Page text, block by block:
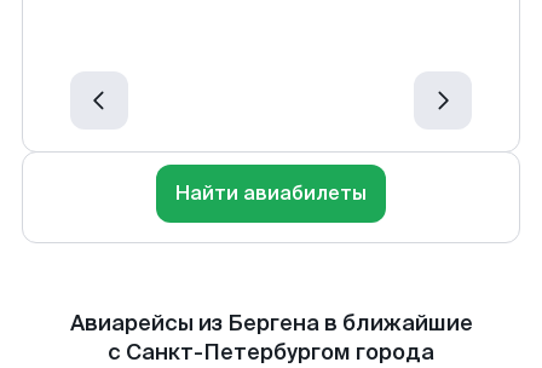
Найти авиабилеты
Авиарейсы из Бергена в ближайшие
с Санкт-Петербургом города